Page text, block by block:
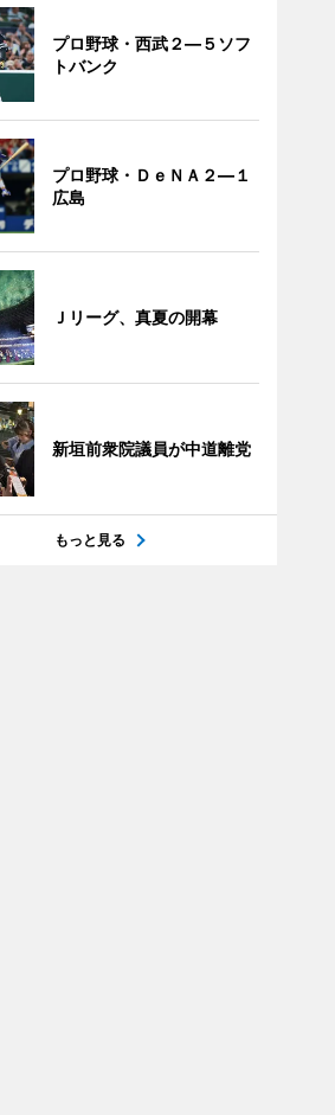
プロ野球・西武２―５ソフ
トバンク
プロ野球・ＤｅＮＡ２―１
広島
Ｊリーグ、真夏の開幕
新垣前衆院議員が中道離党
もっと見る